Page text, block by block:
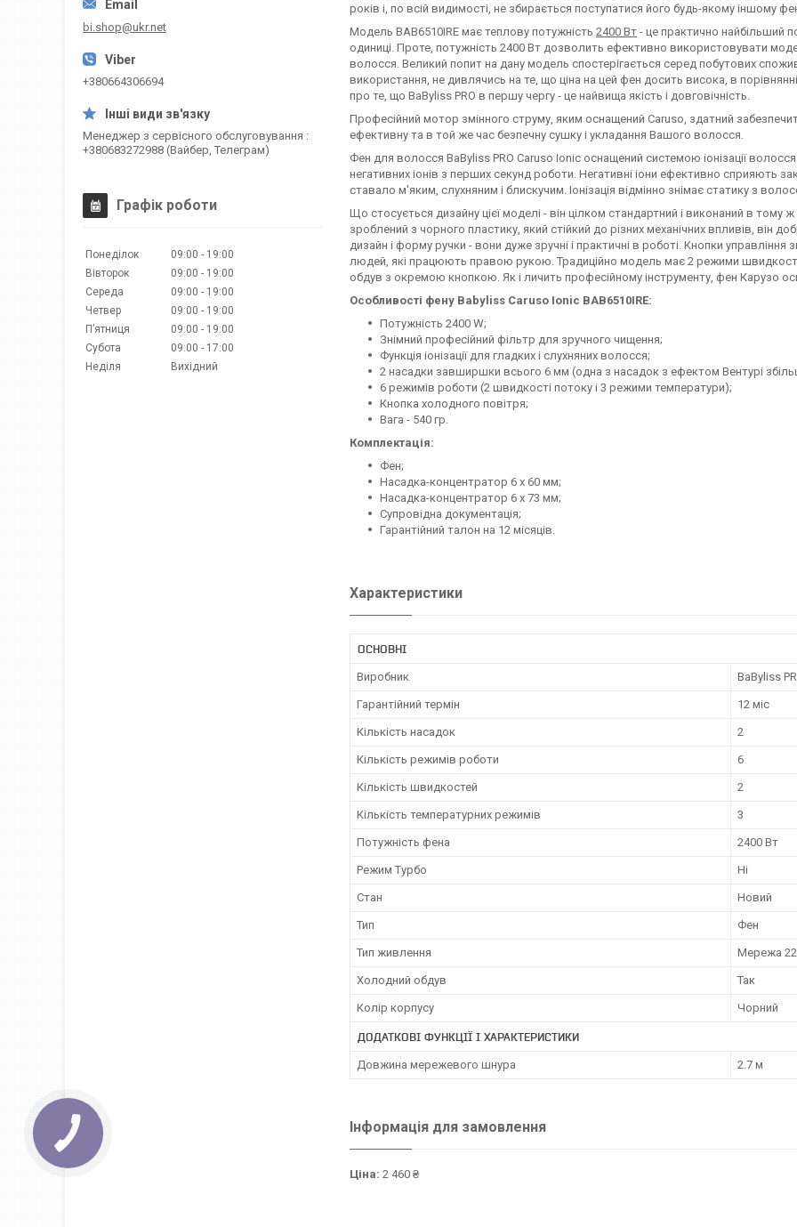
років і, по всій видимості, не збирається поступатися його будь-якому іншому
Модель BAB6510IRE має теплову потужність 2400 Вт - це практично найбільший
одиниці. Проте, потужність 2400 Вт дозволить ефективно використовувати
волосся. Великий попит на дану модель спостерігається серед побутових
використання, не дивлячись на те, що ціна на цей фен досить висока, в
про те, що BaByliss PRO в першу чергу - це найвища якість і довговічність.
Професійний мотор змінного струму, яким оснащений Caruso, здатний
ефективну та в той же час безпечну сушку і укладання Вашого волосся.
Фен для волосся BaByliss PRO Caruso Ionic оснащений системою іонізації
негативних іонів з перших секунд роботи. Негативні іони ефективно
ставало м'яким, слухняним і блискучим. Іонізація відмінно знімає статику з
Що стосується дизайну цієї моделі - він цілком стандартний і виконаний в тому
зроблений з чорного пластику, який стійкий до різних механічних впливів, він
дизайн і форму ручки - вони дуже зручні і практичні в роботі. Кнопки
людей, які працюють правою рукою. Традиційно модель має 2 режими
обдув з окремою кнопкою. Як і личить професійному інструменту, фен Карузо
Особливості фену Babyliss Caruso Ionic BAB6510IRE:
Потужність 2400 W;
Знімний професійний фільтр для зручного чищення;
Функція іонізації для гладких і слухняних волосся;
2 насадки завширшки всього 6 мм (одна з насадок з ефектом Вентурі
6 режимів роботи (2 швидкості потоку і 3 режими температури);
Кнопка холодного повітря;
Вага - 540 гр.
Комплектація:
Фен;
Насадка-концентратор 6 x 60 мм;
Насадка-концентратор 6 x 73 мм;
Супровідна документація;
Гарантійний талон на 12 місяців.
Характеристики
ОСНОВНІ
Виробник BaByliss
Гарантійний термін 12 міс
Кількість насадок 2
Кількість режимів роботи 6
Кількість швидкостей 2
Кількість температурних режимів 3
Потужність фена 2400 Вт
Режим Турбо Ні
Стан Новий
Тип Фен
Тип живлення Мережа
Холодний обдув Так
Колір корпусу Чорний
ДОДАТКОВІ ФУНКЦІЇ І ХАРАКТЕРИСТИКИ
Довжина мережевого шнура 2.7 м
Інформація для замовлення
Ціна: 2 460 ₴
bi.shop@ukr.net
+380664306694
Менеджер з сервісного обслуговування
+380683272988 (Вайбер, Телеграм)
Графік роботи
Понеділок 09:00
19:00
Вівторок
09:00
19:00
Середа
09:00
19:00
Четвер
09:00
19:00
Пʼятниця
09:00
19:00
Субота
09:00
17:00
Неділя
Вихідний